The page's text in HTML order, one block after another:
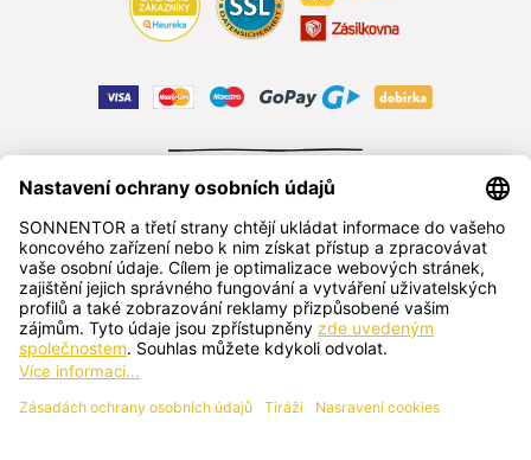
čeština
SONNENTOR s.r.o.
Příhon 943, 696 15 Čejkovice, Česká republika
+420 518 362 687 sonnentor@sonnentor.cz